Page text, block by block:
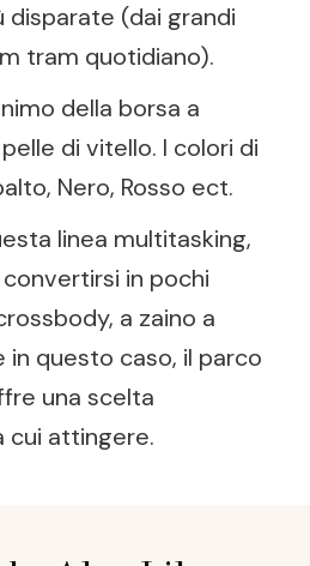
disparate (dai grandi
tram quotidiano).
della borsa a
di vitello. I colori di
Nero, Rosso ect.
linea multitasking,
in pochi
a zaino a
in questo caso, il parco
una scelta
cui attingere.